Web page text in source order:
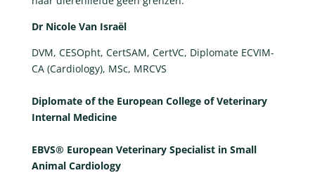
Dr Nicole Van Israël
DVM, CESOpht, CertSAM, CertVC, Diplomate ECVIM-
CA (Cardiology), MSc, MRCVS
Diplomate of the European College of Veterinary
Internal Medicine
EBVS® European Veterinary Specialist in Small
Animal Cardiology